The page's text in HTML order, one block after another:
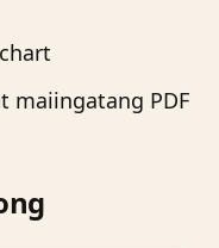
maiingatang PDF